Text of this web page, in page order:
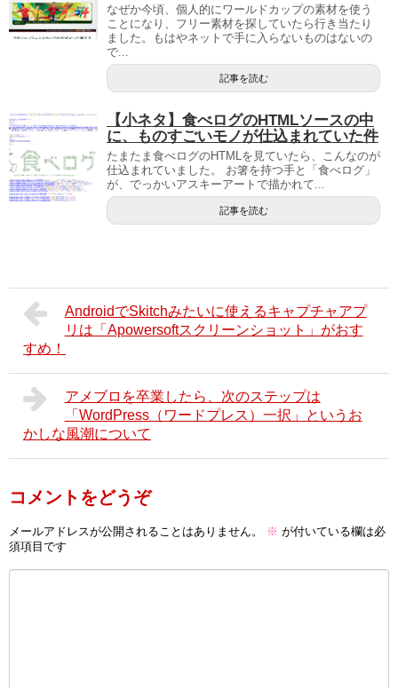
なぜか今頃、個人的にワールドカップの素材を使う
ことになり、フリー素材を探していたら行き当たり
ました。もはやネットで手に入らないものはないの
で...
記事を読む
【小ネタ】食べログのHTMLソースの中
に、ものすごいモノが仕込まれていた件
たまたま食べログのHTMLを見ていたら、こんなのが
仕込まれていました。 お箸を持つ手と「食べログ」
が、でっかいアスキーアートで描かれて...
記事を読む
AndroidでSkitchみたいに使えるキャプチャアプ
リは「Apowersoftスクリーンショット」がおす
すめ！
アメブロを卒業したら、次のステップは
「WordPress（ワードプレス）一択」というお
かしな風潮について
コメントをどうぞ
メールアドレスが公開されることはありません。 ※ が付いている欄は必
須項目です